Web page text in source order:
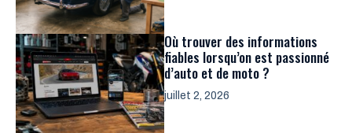
Où trouver des informations
fiables lorsqu’on est passionné
d’auto et de moto ?
juillet 2, 2026